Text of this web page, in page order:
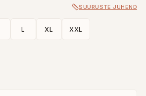
SUURUSTE JUHEND
L XL XXL